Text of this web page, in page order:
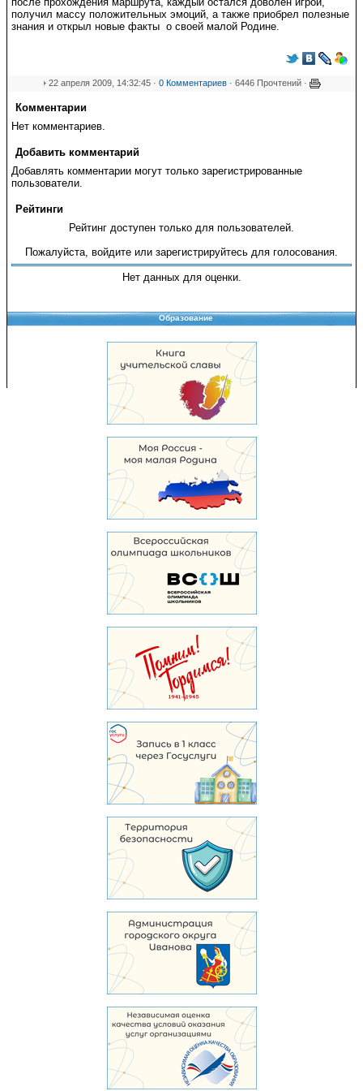
получил массу положительных эмоций, а также приобрел полезные
знания и открыл новые факты о своей малой Родине.
22 апреля 2009, 14:32:45 · 0 Комментариев· 6446 Прочтений ·
Комментарии
Нет комментариев.
Добавить комментарий
Добавлять комментарии могут только зарегистрированные
пользователи.
Рейтинги
Рейтинг доступен только для пользователей.
Пожалуйста, войдите или зарегистрируйтесь для голосования.
Нет данных для оценки.
Образование
Copyright © 2008-2026 Управление образования
Перепечатка и использование материалов возможны только с разрешения
Управления образования.
103,914,192 уникальных посетителей